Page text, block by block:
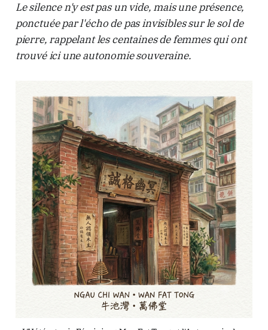
Le silence n'y est pas un vide, mais une présence,
ponctuée par l'écho de pas invisibles sur le sol de
pierre, rappelant les centaines de femmes qui ont
trouvé ici une autonomie souveraine.